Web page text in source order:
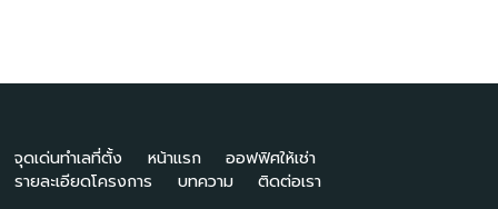
จุดเด่นทำเลที่ตั้ง หน้าแรก
ออฟฟิศให้เช่า
รายละเอียดโครงการ
บทความ
ติดต่อเรา